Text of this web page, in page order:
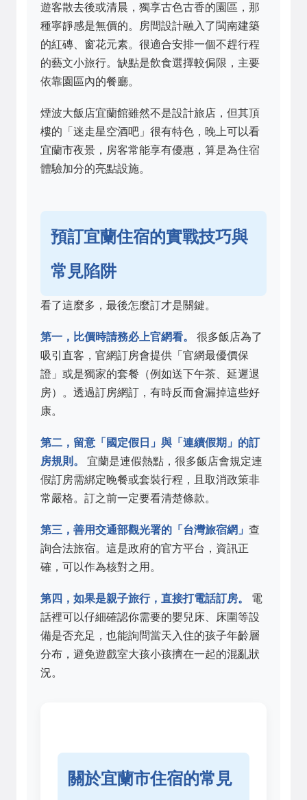
遊客散去後或清晨，獨享古色古香的園區，那
種寧靜感是無價的。房間設計融入了閩南建築
的紅磚、窗花元素。很適合安排一個不趕行程
的藝文小旅行。缺點是飲食選擇較侷限，主要
依靠園區內的餐廳。
煙波大飯店宜蘭館雖然不是設計旅店，但其頂
樓的「迷走星空酒吧」很有特色，晚上可以看
宜蘭市夜景，房客常能享有優惠，算是為住宿
體驗加分的亮點設施。
預訂宜蘭住宿的實戰技巧與
常見陷阱
看了這麼多，最後怎麼訂才是關鍵。
第一，比價時請務必上官網看。
很多飯店為了
吸引直客，官網訂房會提供「官網最優價保
證」或是獨家的套餐（例如送下午茶、延遲退
房）。透過訂房網訂，有時反而會漏掉這些好
康。
第二，留意「國定假日」與「連續假期」的訂
房規則。
宜蘭是連假熱點，很多飯店會規定連
假訂房需綁定晚餐或套裝行程，且取消政策非
常嚴格。訂之前一定要看清楚條款。
第三，善用交通部觀光署的「台灣旅宿網」 查
詢合法旅宿。這是政府的官方平台，資訊正
確，可以作為核對之用。
第四，如果是親子旅行，直接打電話訂房。
電
話裡可以仔細確認你需要的嬰兒床、床圍等設
備是否充足，也能詢問當天入住的孩子年齡層
分布，避免遊戲室大孩小孩擠在一起的混亂狀
況。
關於宜蘭市住宿的常見